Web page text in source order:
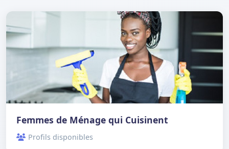
Femmes de Ménage qui Cuisinent
Profils disponibles